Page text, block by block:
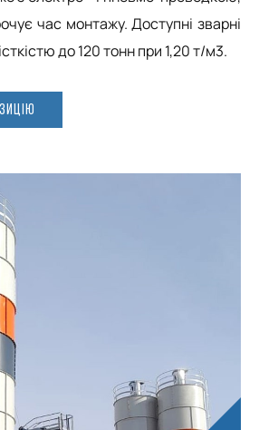
час монтажу. Доступні зварні
до 120 тонн при 1,20 т/м3.